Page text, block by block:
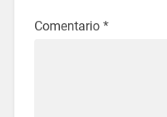
Comentario *